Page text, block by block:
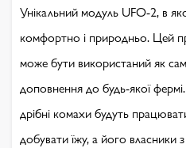
Унікальний модуль UFO-2, в
комфортно і природньо. Цей
може бути використаний як
доповнення до будь-якої
дрібні комахи будуть
добувати їжу, а його власники